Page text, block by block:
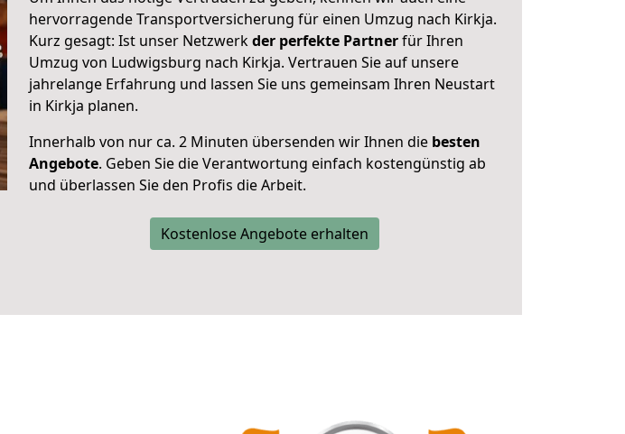
hervorragende Transportversicherung für einen Umzug nach Kirkja.
Kurz gesagt: Ist unser Netzwerkder perfekte Partnerfür Ihren
Umzug von Ludwigsburg nach Kirkja. Vertrauen Sie auf unsere
jahrelange Erfahrung und lassen Sie uns gemeinsam Ihren Neustart
in Kirkja planen.
Innerhalb von nur ca. 2 Minuten übersenden wir Ihnen die besten
Angebote. Geben Sie die Verantwortung einfach kostengünstig ab
und überlassen Sie den Profis die Arbeit.
Kostenlose Angebote erhalten